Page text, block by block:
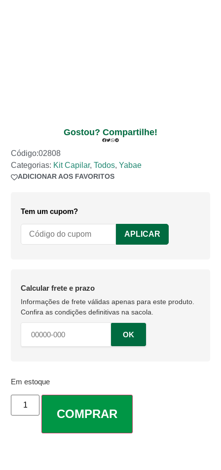
Gostou? Compartilhe!
Código:02808
Categorias: Kit Capilar,Todos, Yabae
ADICIONAR AOS FAVORITOS
Tem um cupom?
APLICAR
Calcular frete e prazo
OK
Em estoque
COMPRAR